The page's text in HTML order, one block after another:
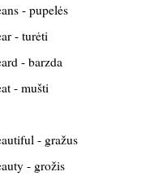
- pupelės
- turėti
- barzda
- mušti
- gražus
- grožis